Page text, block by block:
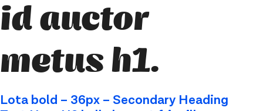
id auctor
metus h1.
Lota bold – 36px – Secondary Heading